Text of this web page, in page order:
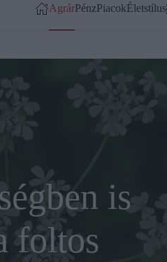
AgrárPénzPiacokÉletstílus
is
foltos